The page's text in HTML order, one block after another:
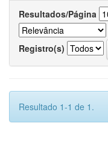
Resultados/Página
Registro(s)
Resultado 1-1 de 1.